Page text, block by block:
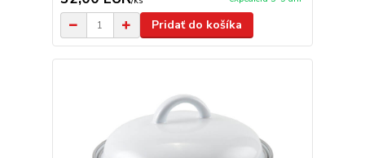
Pridať do košíka